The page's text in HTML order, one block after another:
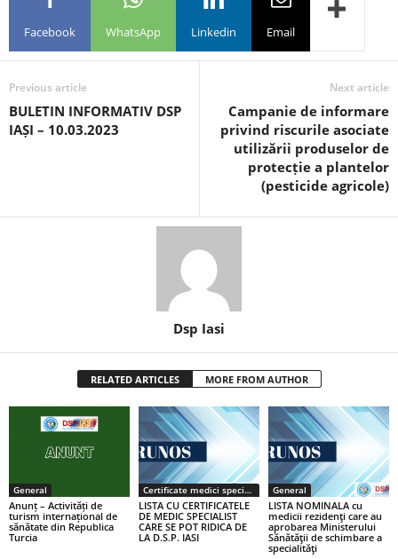
Facebook WhatsApp Linkedin Email
Previous article
BULETIN INFORMATIV DSP
IAȘI – 10.03.2023
Next article
Campanie de informare
privind riscurile asociate
utilizării produselor de
protecție a plantelor
(pesticide agricole)
Dsp Iasi
RELATED ARTICLES MORE FROM AUTHOR
General
Anunț – Activități de
turism internațional de
sănătate din Republica
Turcia
Certificate medici specialiști / primari
LISTA CU CERTIFICATELE
DE MEDIC SPECIALIST
CARE SE POT RIDICA DE
LA D.S.P. IASI
General
LISTA NOMINALA cu
medicii rezidenţi care au
aprobarea Ministerului
Sănătăţii de schimbare a
specialităţi